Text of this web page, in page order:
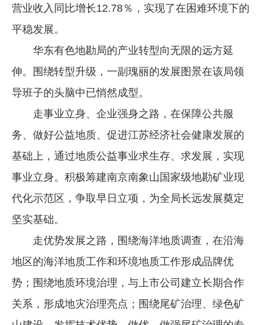
营业收入同比增长12.78％，实现了在困难环境下的
平稳发展。
华东有色地勘局的产业转型向无限的远方延
伸。围绕转型升级，一副瑰丽的发展图景在该局领
导班子的头脑中已悄然成型。
走事业立身、企业强身之路，在保障公共服
务、做好公益地质、促进江苏经济社会健康发展的
基础上，通过地质公益事业求生存、求发展，实现
事业立身。积极筹建南京南象山国家级地勘矿业现
代化示范区，争取早日立项，为全局长远发展奠定
坚实基础。
走优势发展之路，围绕海洋地质调查，在沿海
地区的海洋地质工作和环境地质工作形成品牌优
势；围绕地质环境治理，与上市公司建立长期合作
关系，形成地灾治理亮点；围绕尾矿治理、绿色矿